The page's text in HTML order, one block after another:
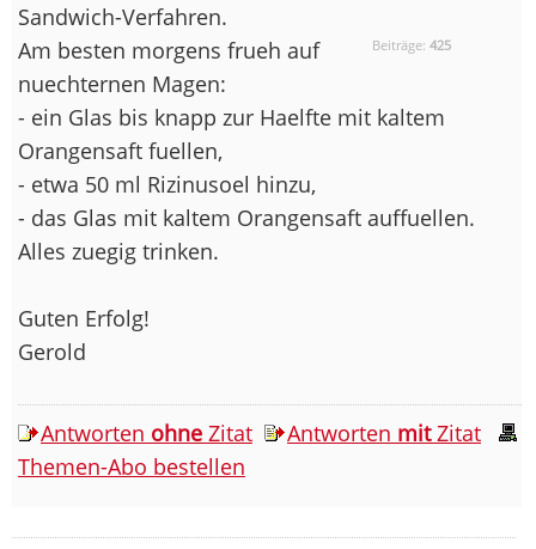
Beiträge:425
Sandwich-Verfahren.
Am besten morgens frueh auf
nuechternen Magen:
- ein Glas bis knapp zur Haelfte mit kaltem
Orangensaft fuellen,
- etwa 50 ml Rizinusoel hinzu,
- das Glas mit kaltem Orangensaft auffuellen.
Alles zuegig trinken.
Guten Erfolg!
Gerold
Antworten ohne Zitat Antworten mitZitat
Themen-Abo bestellen